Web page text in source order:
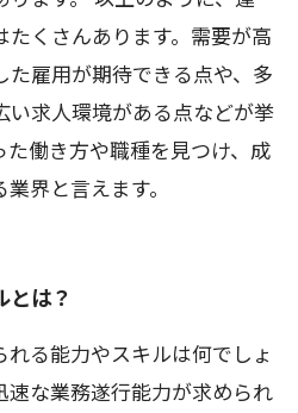
くさんあります。需要が高
た雇用が期待できる点や、多
い求人環境がある点などが挙
た働き方や職種を見つけ、成
界と言えます。
とは？
る能力やスキルは何でしょ
速な業務遂行能力が求められ